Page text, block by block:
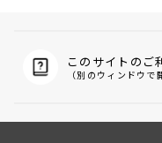
このサイトのご
（別のウィンドウで